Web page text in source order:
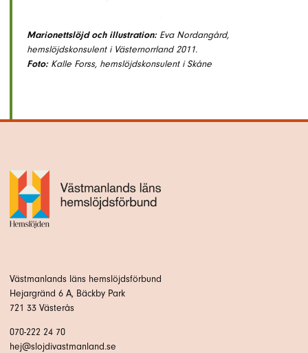
Marionettslöjd och illustration:Eva Nordangård,
hemslöjdskonsulent i Västernorrland 2011.
Foto: Kalle Forss, hemslöjdskonsulent i Skåne
Västmanlands läns hemslöjdsförbund
Hejargränd 6 A, Bäckby Park
721 33 Västerås
070-222 24 70
hej@slojdivastmanland.se